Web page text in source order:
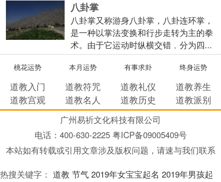
八卦掌
八卦掌又称游身八卦掌，八卦连环掌，
是一种以掌法变换和行步走转为主的拳
术。由于它运动时纵横交错﹐分为四...
桃花运势 本月运势 有事求卦 终身运势
道教入门 道教符咒 道教礼仪
道教养生
道教宫观
道教名人 道教历史 道教派别
广州易祈文化科技有限公司
电话： 400-630-2225 粤ICP备09005409号
本站如有转载或引用文章涉及版权问题，请速与我们联系
热搜关键字： 道教 节气 2019年女宝宝起名 2019年男孩起